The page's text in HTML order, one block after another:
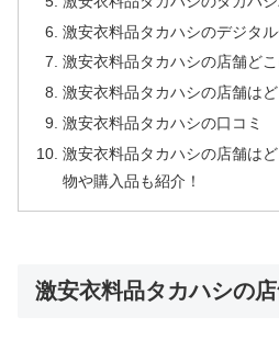
激安衣料品タカハシのデジタ
激安衣料品タカハシの店舗ど
激安衣料品タカハシの店舗は
激安衣料品タカハシの口コミ
激安衣料品タカハシの店舗は
物や購入品も紹介！
激安衣料品タカハシの